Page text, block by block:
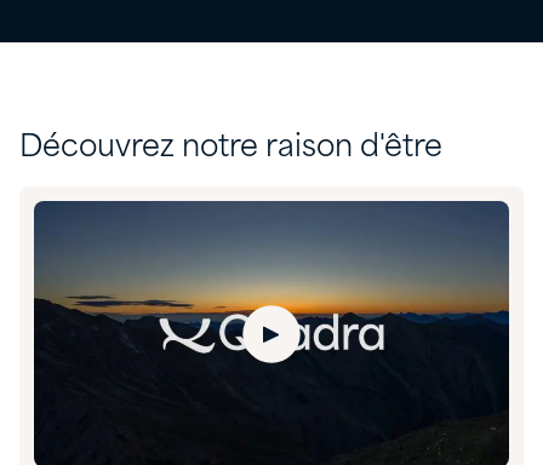
Découvrez notre raison d'être